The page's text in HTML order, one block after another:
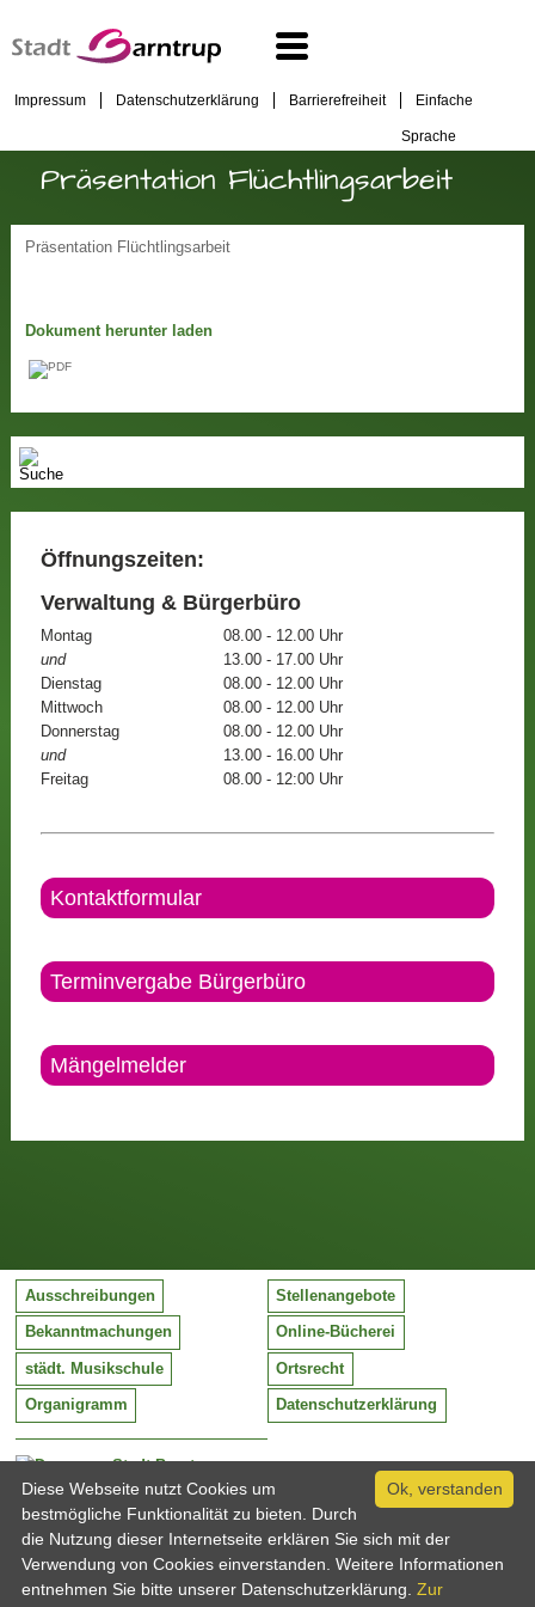
Impressum Datenschutzerklärung Barrierefreiheit Einfache
Sprache
Präsentation Flüchtlingsarbeit
Präsentation Flüchtlingsarbeit
Dokument herunter laden
Öffnungszeiten:
Verwaltung & Bürgerbüro
Montag
08.00 - 12.00 Uhr
und
13.00 - 17.00 Uhr
Dienstag
08.00 - 12.00 Uhr
Mittwoch
08.00 - 12.00 Uhr
Donnerstag
08.00 - 12.00 Uhr
und
13.00 - 16.00 Uhr
Freitag
08.00 - 12:00 Uhr
Kontaktformular
Terminvergabe Bürgerbüro
Mängelmelder
Stadt Barntrup
Mittelstraße 38
32683 Barntrup
Tel:
Email:
05263 / 409-0
info@barntrup.de
Ausschreibungen Stellenangebote
Bekanntmachungen Online-Bücherei
städt. Musikschule Ortsrecht
Organigramm Datenschutzerklärung
Ok, verstanden
Diese Webseite nutzt Cookies um
bestmögliche Funktionalität zu bieten. Durch
die Nutzung dieser Internetseite erklären Sie sich mit der
Verwendung von Cookies einverstanden. Weitere Informationen
entnehmen Sie bitte unserer Datenschutzerklärung. Zur